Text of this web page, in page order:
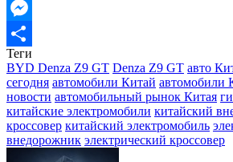
Email
Messenger
Отправить
Теги
BYD Denza Z9 GT Denza Z9 GT авто
сегодня автомобили Китай автомобили
новости автомобильный рынок Китая
китайские электромобили китайский
кроссовер китайский электромобиль
внедорожник электрический кроссовер